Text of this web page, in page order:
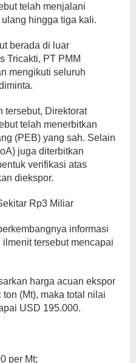
telah menjalani
hingga tiga kali.
berada di luar
Tricakti, PT PMM
mengikuti seluruh
tersebut, Direktorat
telah menerbitkan
(PEB) yang sah. Selain
juga diterbitkan
verifikasi atas
diekspor.
Rp3 Miliar
informasi
tersebut mencapai
harga acuan ekspor
(Mt), maka total nilai
USD 195.000.
per Mt;